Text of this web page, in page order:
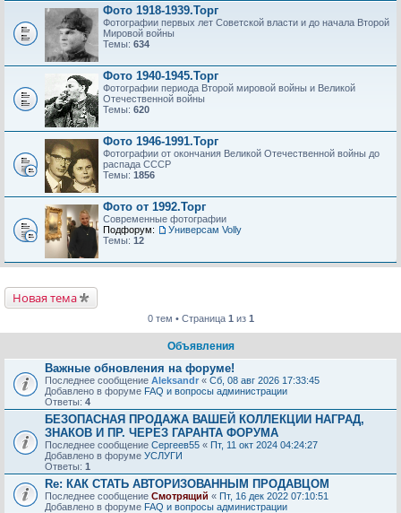
Фото 1918-1939.Торг
Фотографии первых лет Советской власти и до начала Второй
Мировой войны
Темы: 634
Фото 1940-1945.Торг
Фотографии периода Второй мировой войны и Великой
Отечественной войны
Темы: 620
Фото 1946-1991.Торг
Фотографии от окончания Великой Отечественной войны до
распада СССР
Темы: 1856
Фото от 1992.Торг
Современные фотографии
Подфорум:
Универсам Volly
Темы: 12
Новая тема
0 тем • Страница 1 из 1
Объявления
Важные обновления на форуме!
Последнее сообщение Aleksandr « Сб, 08 авг 2026 17:33:45
Добавлено в форуме FAQ и вопросы администрации
Ответы: 4
БЕЗОПАСНАЯ ПРОДАЖА ВАШЕЙ КОЛЛЕКЦИИ НАГРАД,
ЗНАКОВ И ПР. ЧЕРЕЗ ГАРАНТА ФОРУМА
Последнее сообщение Сергеев55 « Пт, 11 окт 2024 04:24:27
Добавлено в форуме УСЛУГИ
Ответы: 1
Re: КАК СТАТЬ АВТОРИЗОВАННЫМ ПРОДАВЦОМ
Последнее сообщение Смотрящий « Пт, 16 дек 2022 07:10:51
Добавлено в форуме FAQ и вопросы администрации